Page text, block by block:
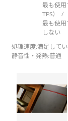
最も使用
TPS）
最も使用
しない
処理速度:満足してい
静音性・発熱:普通